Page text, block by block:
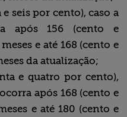
seis por cento), caso a
após 156 (cento e
e até 168 (cento e
da atualização;
e quatro por cento),
após 168 (cento e
e até 180 (cento e